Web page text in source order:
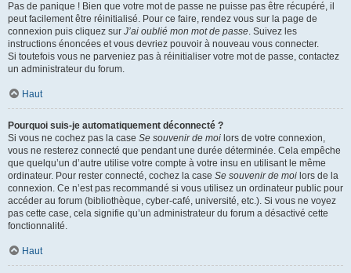
Pas de panique ! Bien que votre mot de passe ne puisse pas être récupéré, il
peut facilement être réinitialisé. Pour ce faire, rendez vous sur la page de
connexion puis cliquez sur J’ai oublié mon mot de passe. Suivez les
instructions énoncées et vous devriez pouvoir à nouveau vous connecter.
Si toutefois vous ne parveniez pas à réinitialiser votre mot de passe, contactez
un administrateur du forum.
Haut
Pourquoi suis-je automatiquement déconnecté ?
Si vous ne cochez pas la case Se souvenir de moi lors de votre connexion,
vous ne resterez connecté que pendant une durée déterminée. Cela empêche
que quelqu’un d’autre utilise votre compte à votre insu en utilisant le même
ordinateur. Pour rester connecté, cochez la case Se souvenir de moi lors de la
connexion. Ce n’est pas recommandé si vous utilisez un ordinateur public pour
accéder au forum (bibliothèque, cyber-café, université, etc.). Si vous ne voyez
pas cette case, cela signifie qu’un administrateur du forum a désactivé cette
fonctionnalité.
Haut